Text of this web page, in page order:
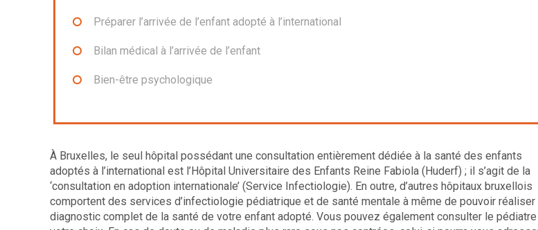
Préparer l’arrivée de l’enfant adopté à l’international
Bilan médical à l’arrivée de l’enfant
Bien-être psychologique
À Bruxelles, le seul hôpital possédant une consultation entièrement dédiée à la santé des enfants
adoptés à l’international est l’Hôpital Universitaire des Enfants Reine Fabiola (Huderf) ; il s’agit de la
‘consultation en adoption internationale’ (Service Infectiologie). En outre, d’autres hôpitaux bruxellois
comportent des services d’infectiologie pédiatrique et de santé mentale à même de pouvoir réaliser
diagnostic complet de la santé de votre enfant adopté. Vous pouvez également consulter le